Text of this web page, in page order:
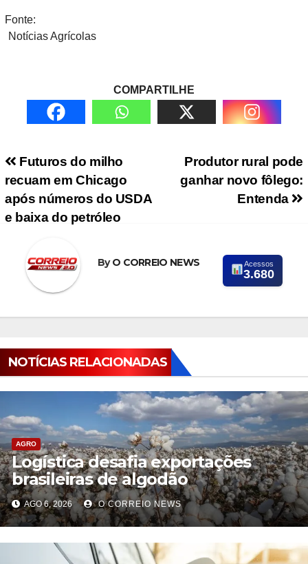
Fonte:
Notícias Agrícolas
COMPARTILHE
Navegação de PostProdutor rural pode
ganhar novo fôlego:
Entenda
Futuros do milho
recuam em Chicago
após números do USDA
e baixa do petróleo
ByO CORREIO NEWS Acessos
3.680
NOTÍCIAS RELACIONADAS
AGRO
Logística desafia exportações
brasileiras de algodão
AGO 6, 2026 O CORREIO NEWS